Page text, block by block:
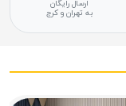
ارسال رایگان
به تهران و کرج